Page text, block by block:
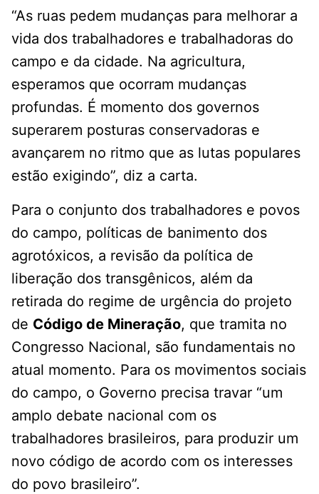
“As ruas pedem mudanças para melhorar a
vida dos trabalhadores e trabalhadoras do
campo e da cidade. Na agricultura,
esperamos que ocorram mudanças
profundas. É momento dos governos
superarem posturas conservadoras e
avançarem no ritmo que as lutas populares
estão exigindo”, diz a carta.
Para o conjunto dos trabalhadores e povos
do campo, políticas de banimento dos
agrotóxicos, a revisão da política de
liberação dos transgênicos, além da
retirada do regime de urgência do projeto
de Código de Mineração, que tramita no
Congresso Nacional, são fundamentais no
atual momento. Para os movimentos sociais
do campo, o Governo precisa travar “um
amplo debate nacional com os
trabalhadores brasileiros, para produzir um
novo código de acordo com os interesses
do povo brasileiro”.